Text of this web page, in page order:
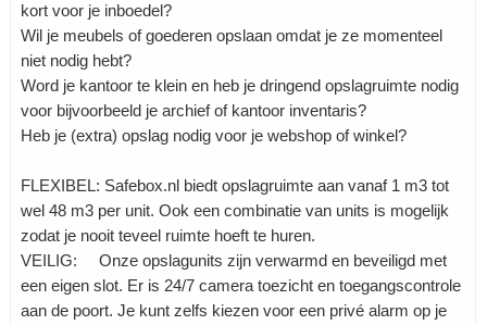
kort voor je inboedel?
Wil je meubels of goederen opslaan omdat je ze momenteel
niet nodig hebt?
Word je kantoor te klein en heb je dringend opslagruimte nodig
voor bijvoorbeeld je archief of kantoor inventaris?
Heb je (extra) opslag nodig voor je webshop of winkel?
FLEXIBEL: Safebox.nl biedt opslagruimte aan vanaf 1 m3 tot
wel 48 m3 per unit. Ook een combinatie van units is mogelijk
zodat je nooit teveel ruimte hoeft te huren.
VEILIG: Onze opslagunits zijn verwarmd en beveiligd met
een eigen slot. Er is 24/7 camera toezicht en toegangscontrole
aan de poort. Je kunt zelfs kiezen voor een privé alarm op je